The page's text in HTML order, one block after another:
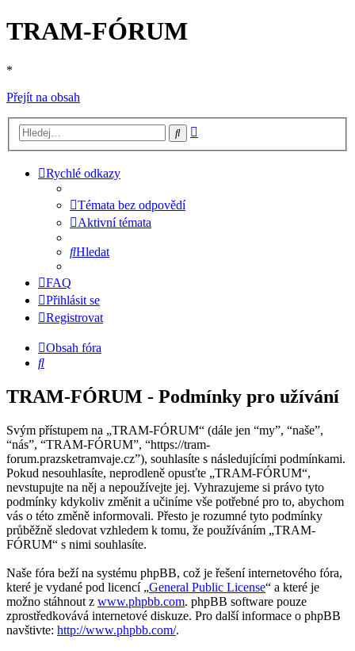
TRAM-FÓRUM
*
Přejít na obsah
Hledat
Rychlé odkazy
Témata bez odpovědí
Aktivní témata
Hledat
FAQ
Přihlásit se
Registrovat
Obsah fóra
Hledat
TRAM-FÓRUM - Podmínky pro užívání
Svým přístupem na „TRAM-FÓRUM“ (dále jen “my”, “naše”,
“nás”, “TRAM-FÓRUM”, “https://tram-
forum.prazsketramvaje.cz”), souhlasíte s následujícími podmínkami.
Pokud nesouhlasíte, neprodleně opusťte „TRAM-FÓRUM“,
nevstupujte na něj a nepoužívejte jej. Vyhrazujeme si právo tyto
podmínky kdykoliv změnit a učiníme vše potřebné pro to, abychom
vás o této změně informovali. Přesto je rozumné tyto podmínky
průběžně sledovat vzhledem k tomu, že používáním „TRAM-
FÓRUM“ s nimi souhlasíte.
Naše fóra beží na systému phpBB, což je řešení internetového fóra,
které je vydané pod licencí „General Public License“ a které je
možno stáhnout z www.phpbb.com. phpBB software pouze
zprostředkovává internetové diskuze. Pro další informace o phpBB
navštivte: http://www.phpbb.com/.